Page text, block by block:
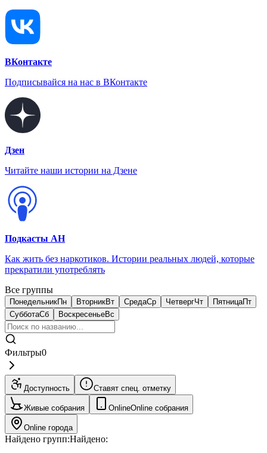
ВКонтакте
Подписывайся на нас в ВКонтакте
Дзен
Читайте наши истории на Дзене
Подкасты АН
Как жить без наркотиков. Истории реальных людей, которые
прекратили употреблять
Все группы
ПонедельникПн ВторникВт СредаСр ЧетвергЧт ПятницаПт
СубботаСб ВоскресеньеВс
Фильтры0
Доступность Ставят спец. отметку
Живые собрания OnlineOnline собрания
Online города
Найдено групп:Найдено: